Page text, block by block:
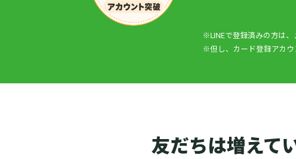
※LINEで登録済みの方は
※但し、カード登録アカウ
友だちは増えて